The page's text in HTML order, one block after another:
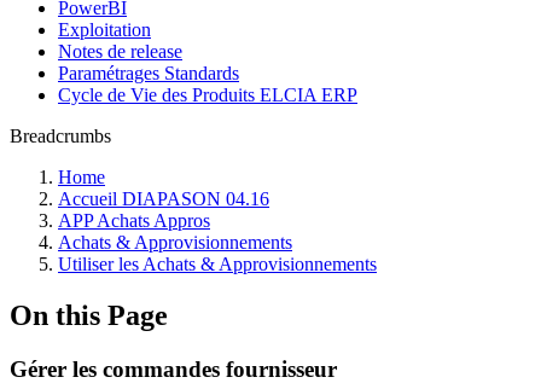
PowerBI
Exploitation
Notes de release
Paramétrages Standards
Cycle de Vie des Produits ELCIA ERP
Breadcrumbs
Home
Accueil DIAPASON 04.16
APP Achats Appros
Achats & Approvisionnements
Utiliser les Achats & Approvisionnements
On this Page
Gérer les commandes fournisseur